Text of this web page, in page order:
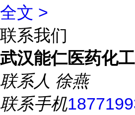
全文 >
联系我们
武汉能仁医药化
联系人 徐燕
联系手机